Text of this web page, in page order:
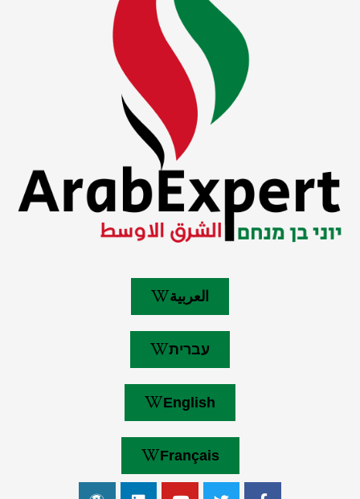
العربية
עברית
English
Français